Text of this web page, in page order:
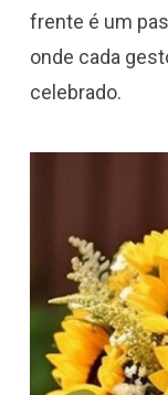
frente é um
onde cada
celebrado.